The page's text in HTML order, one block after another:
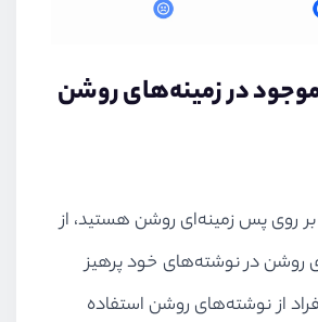
در زمینه‌های روشن
روی پس زمینه‌ای روشن هستید، از
روشن در نوشته‌های خود پرهیز
از نوشته‌های روشن استفاده